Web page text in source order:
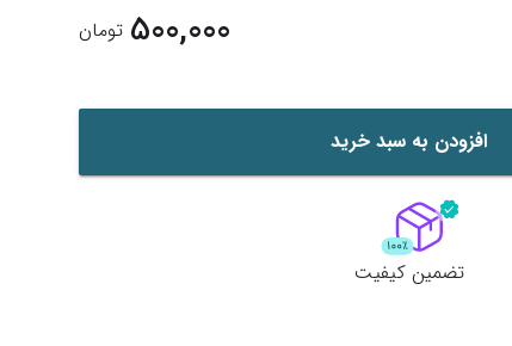
500,000 تومان
افزودن به سبد خرید
تضمین کیفیت